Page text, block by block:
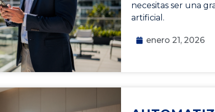
necesitas ser una
artificial.
enero 21, 2026